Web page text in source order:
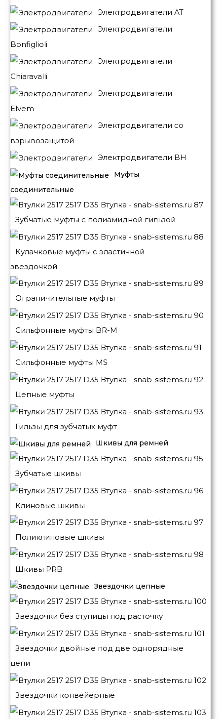
Электродвигатели АТ
Электродвигатели
Bonfiglioli
Электродвигатели
Chiaravalli
Электродвигатели
Elvem
Электродвигатели со
взрывозащитой
Электродвигатели BH
Муфты
соединительные
Зубчатые муфты с полиамидной гильзой
Кулачковые муфты с эластичной
звёздочкой
Ограничительные муфты
Сильфонные муфты BR-M
Сильфонные муфты MS
Цепные муфты
Гильзы для зубчатых муфт
Шкивы для ремней
Зубчатые шкивы
Клиновые шкивы
Поликлиновые шкивы
Шкивы PRB
Звездочки цепные
Звездочки без ступицы под расточку
Звездочки двойные под две однорядные
цепи
Звездочки конвейерные